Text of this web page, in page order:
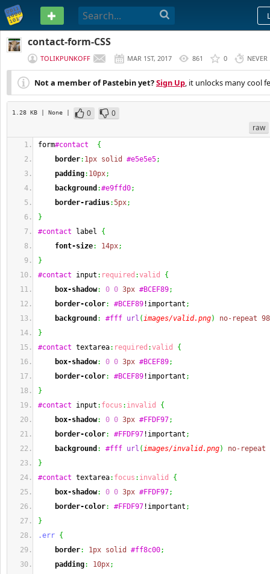
PASTEBIN
contact-form-CSS
TOLIKPUNKOFF MAR 1ST, 2017 861 0 NEVER
Not a member of Pastebin yet?Sign Up, it unlocks many cool
1.28 KB | None | 0
0
raw
form#contact
{
border: 1px solid #e5e5e5;
padding: 10px;
background :#e9ffd0;
border-radius:5px;
}
#contact label {
font-size: 14px;
}
#contact input : required :valid
{
box-shadow: 0 0 3px #BCEF89;
border-color: #BCEF89 !important ;
background : #fff url (images/valid.png) no-repeat
}
#contact textarea: required :valid
{
box-shadow: 0 0 3px #BCEF89;
border-color: #BCEF89 !important ;
}
#contact input : focus : invalid
{
box-shadow: 0 0 3px #FFDF97;
border-color: #FFDF97 !important ;
background : #fff url (images/invalid.png)
no-repeat
}
#contact textarea: focus : invalid
{
box-shadow: 0 0 3px #FFDF97;
border-color: #FFDF97 !important ;
}
.err {
border: 1px solid #ff8c00;
padding: 10px;